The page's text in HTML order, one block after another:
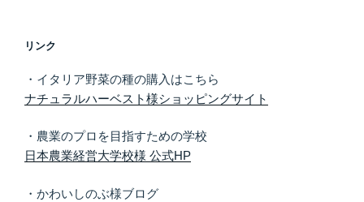
リンク
・イタリア野菜の種の購入はこちら
ナチュラルハーベスト様ショッピングサイト
・農業のプロを目指すための学校
日本農業経営大学校様 公式HP
・かわいしのぶ様ブログ